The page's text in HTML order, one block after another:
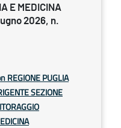
E MEDICINA
2026, n.
PUGLIA
SEZIONE